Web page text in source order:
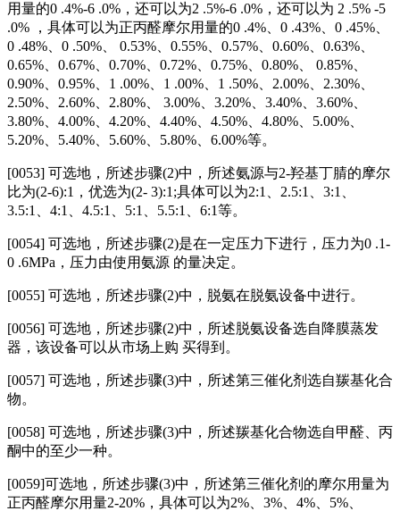
用量的0 .4%-6 .0%，还可以为2 .5%-6 .0%，还可以为 2 .5% -5
.0% ，具体可以为正丙醛摩尔用量的0 .4%、0 .43%、0 .45%、
0 .48%、0 .50%、 0.53%、0.55%、0.57%、0.60%、0.63%、
0.65%、0.67%、0.70%、0.72%、0.75%、0.80%、 0.85%、
0.90%、0.95%、1 .00%、1 .00%、1 .50%、2.00%、2.30%、
2.50%、2.60%、2.80%、 3.00%、3.20%、3.40%、3.60%、
3.80%、4.00%、4.20%、4.40%、4.50%、4.80%、5.00%、
5.20%、5.40%、5.60%、5.80%、6.00%等。
[0053] 可选地，所述步骤(2)中，所述氨源与2-羟基丁腈的摩尔
比为(2-6):1，优选为(2- 3):1;具体可以为2:1、2.5:1、3:1、
3.5:1、4:1、4.5:1、5:1、5.5:1、6:1等。
[0054] 可选地，所述步骤(2)是在一定压力下进行，压力为0 .1-
0 .6MPa，压力由使用氨源 的量决定。
[0055] 可选地，所述步骤(2)中，脱氨在脱氨设备中进行。
[0056] 可选地，所述步骤(2)中，所述脱氨设备选自降膜蒸发
器，该设备可以从市场上购 买得到。
[0057] 可选地，所述步骤(3)中，所述第三催化剂选自羰基化合
物。
[0058] 可选地，所述步骤(3)中，所述羰基化合物选自甲醛、丙
酮中的至少一种。
[0059]可选地，所述步骤(3)中，所述第三催化剂的摩尔用量为
正丙醛摩尔用量2-20%，具体可以为2%、3%、4%、5%、